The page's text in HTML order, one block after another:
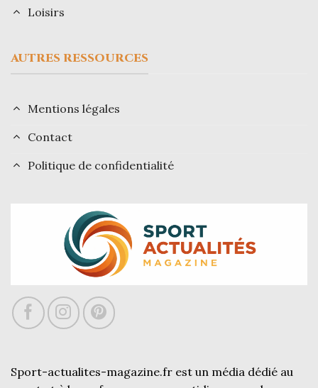
Loisirs
AUTRES RESSOURCES
Mentions légales
Contact
Politique de confidentialité
Sport-actualites-magazine.fr est un média dédié au